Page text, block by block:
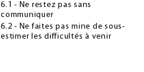
6.1 - Ne restez pas sans
communiquer
6.2 - Ne faites pas mine de sous-
estimer les difficultés à venir